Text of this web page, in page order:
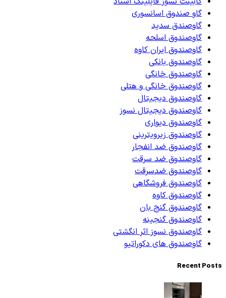
گاو صندوق اسانسوری
گاوصندق سدید
گاوصندوق اسلحه
گاوصندوق ایران کاوه
گاوصندوق بانکی
گاوصندوق خانگی
گاوصندوق خانگی و هتلی
گاوصندوق دیجیتال
گاوصندوق دیجیتال نسوز
گاوصندوق دیواری
گاوصندوق زیرویترینی
گاوصندوق ضد انفجار
گاوصندوق ضد سرقت
گاوصندوق ضدسرقت
گاوصندوق فروشگاهی
گاوصندوق کاوه
گاوصندوق گنج بان
گاوصندوق گنجینه
گاوصندوق نسوز اثر انگشتی
گاوصندوق های دکوراتیو
Recent Posts